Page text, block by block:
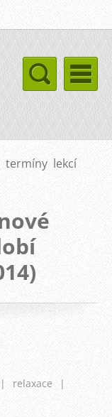
termíny lekcí
| relaxace
|